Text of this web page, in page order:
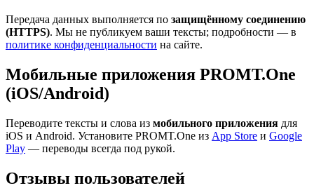
Передача данных выполняется по защищённому соединению
(HTTPS). Мы не публикуем ваши тексты; подробности — в
политике конфиденциальности на сайте.
Мобильные приложения PROMT.One
(iOS/Android)
Переводите тексты и слова из мобильного приложения для
iOS и Android. Установите PROMT.One из App Store и Google
Play — переводы всегда под рукой.
Отзывы пользователей